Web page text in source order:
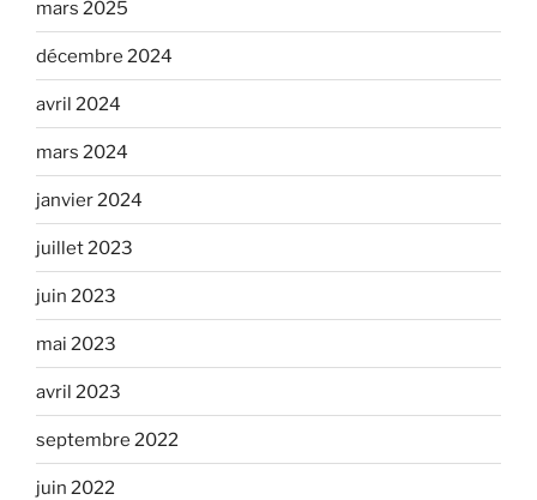
mars 2025
décembre 2024
avril 2024
mars 2024
janvier 2024
juillet 2023
juin 2023
mai 2023
avril 2023
septembre 2022
juin 2022